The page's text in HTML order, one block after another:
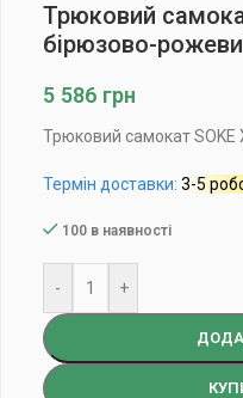
Трюковий
бірюзово-
5 586 грн
Трюковий самокат
Термін доставки: 3-5
100 в наявності
- +